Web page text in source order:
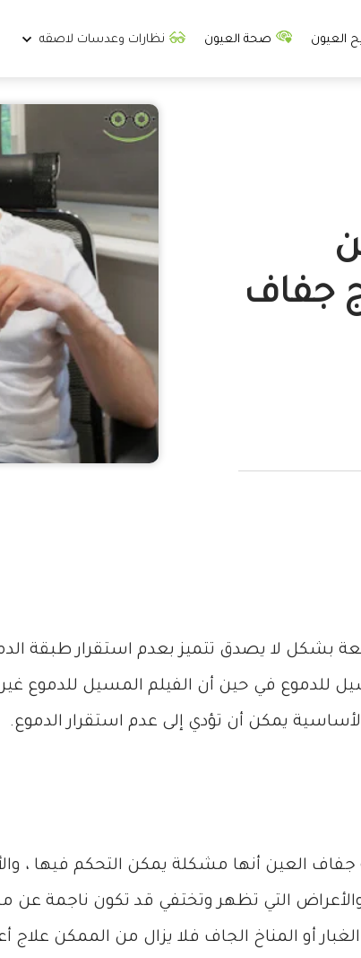
العيون صحة العيون نظارات وعدسات لاصقه
جفاف
بشكل لا يصدق تتميز بعدم استقرار طبقة
للدموع في حين أن الفيلم المسيل للدموع
يمكن أن تؤدي إلى عدم استقرار الدموع.
العين أنها مشكلة يمكن التحكم فيها ،
التي تظهر وتختفي قد تكون ناجمة
أو المناخ الجاف فلا يزال من الممكن علاج